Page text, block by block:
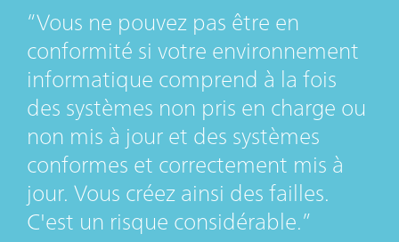
Vous ne pouvez pas être en
conformité si votre environnement
informatique comprend à la fois
des systèmes non pris en charge ou
non mis à jour et des systèmes
conformes et correctement mis à
jour. Vous créez ainsi des failles.
C'est un risque considérable.